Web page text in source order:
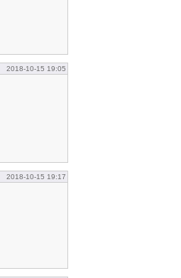
2018-10-15 19:05
2018-10-15 19:17